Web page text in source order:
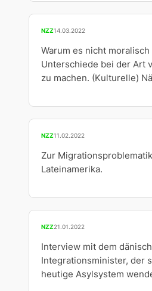
NZZ14.03.2022
Warum es nicht
Unterschiede bei der Art
zu machen. (Kulturelle)
NZZ11.02.2022
Zur
Lateinamerika.
NZZ21.01.2022
Interview mit dem
Integrationsminister, der
heutige Asylsystem